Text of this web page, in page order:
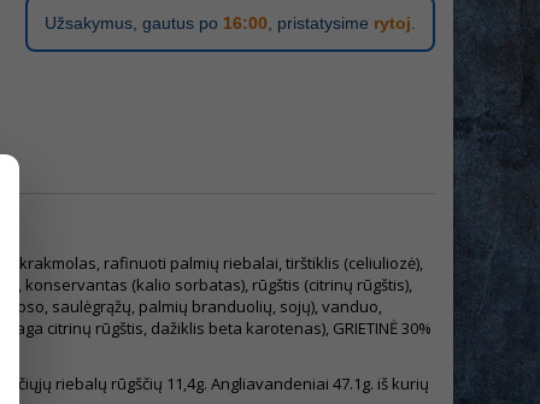
Užsakymus, gautus po 16:00 , pristatysime rytoj
krakmolas, rafinuoti palmių riebalai, tirštiklis (celiuliozė),
konservantas (kalio sorbatas), rūgštis (citrinų rūgštis),
saulėgrąžų, palmių branduolių, sojų), vanduo,
citrinų rūgštis, dažiklis beta karotenas), GRIETINĖ 30%
riebalų rūgščių 11,4g. Angliavandeniai 47.1g. iš kurių